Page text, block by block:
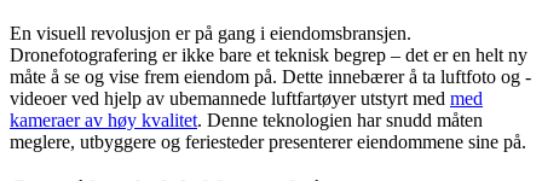
En visuell revolusjon er på gang i eiendomsbransjen.
Dronefotografering er ikke bare et teknisk begrep – det er en helt ny
måte å se og vise frem eiendom på. Dette innebærer å ta luftfoto og -
videoer ved hjelp av ubemannede luftfartøyer utstyrt med med
kameraer av høy kvalitet. Denne teknologien har snudd måten
meglere, utbyggere og feriesteder presenterer eiendommene sine på.